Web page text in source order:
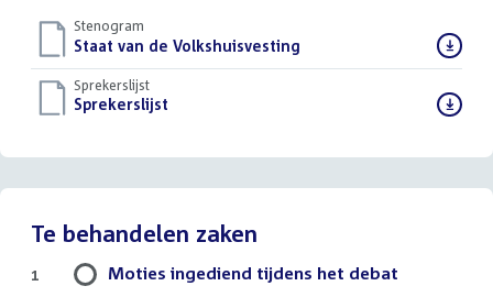
Stenogram
Download
bestand:
Staat van de Volkshuisvesting
Sprekerslijst
Download
Sprekerslijst
Te behandelen zaken
Moties ingediend tijdens het debat
1